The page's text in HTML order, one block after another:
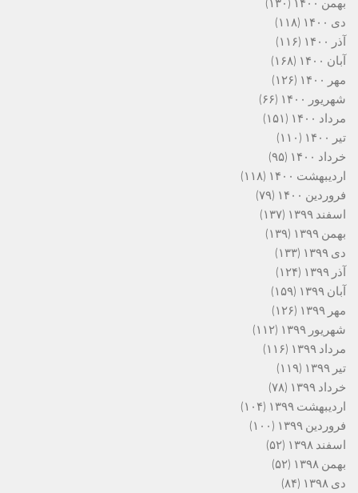
بهمن ۱۴۰۰
(۱۳۰)
دی ۱۴۰۰
(۱۱۸)
آذر ۱۴۰۰
(۱۱۶)
آبان ۱۴۰۰
(۱۶۸)
مهر ۱۴۰۰
(۱۲۶)
شهریور ۱۴۰۰
(۶۶)
مرداد ۱۴۰۰
(۱۵۱)
تیر ۱۴۰۰
(۱۱۰)
خرداد ۱۴۰۰
(۹۵)
اردیبهشت ۱۴۰۰
(۱۱۸)
فروردین ۱۴۰۰
(۷۹)
اسفند ۱۳۹۹
(۱۳۷)
بهمن ۱۳۹۹
(۱۳۹)
دی ۱۳۹۹
(۱۳۳)
آذر ۱۳۹۹
(۱۲۴)
آبان ۱۳۹۹
(۱۵۹)
مهر ۱۳۹۹
(۱۲۶)
شهریور ۱۳۹۹
(۱۱۲)
مرداد ۱۳۹۹
(۱۱۶)
تیر ۱۳۹۹
(۱۱۹)
خرداد ۱۳۹۹
(۷۸)
اردیبهشت ۱۳۹۹
(۱۰۴)
فروردین ۱۳۹۹
(۱۰۰)
اسفند ۱۳۹۸
(۵۲)
بهمن ۱۳۹۸
(۵۲)
دی ۱۳۹۸
(۸۴)